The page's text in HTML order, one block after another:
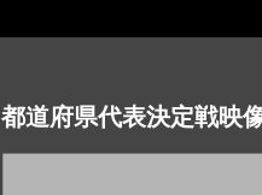
都道府県代表決定戦映